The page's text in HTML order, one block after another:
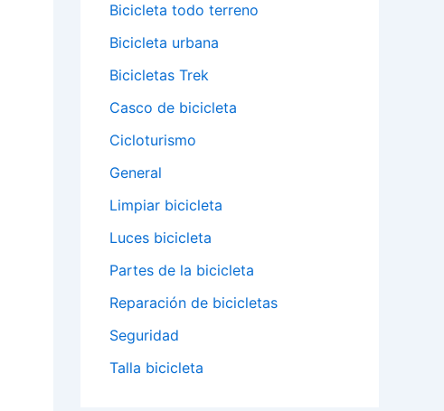
Bicicleta todo terreno
Bicicleta urbana
Bicicletas Trek
Casco de bicicleta
Cicloturismo
General
Limpiar bicicleta
Luces bicicleta
Partes de la bicicleta
Reparación de bicicletas
Seguridad
Talla bicicleta